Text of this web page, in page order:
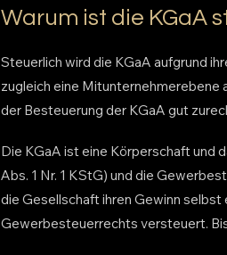
Warum ist die KGaA
Steuerlich wird die KGaA aufgrund
zugleich eine Mitunternehmerebene
der Besteuerung der KGaA gut
Die KGaA ist eine Körperschaft und
Abs. 1 Nr. 1 KStG) und die
die Gesellschaft ihren Gewinn
Gewerbesteuerrechts versteuert.